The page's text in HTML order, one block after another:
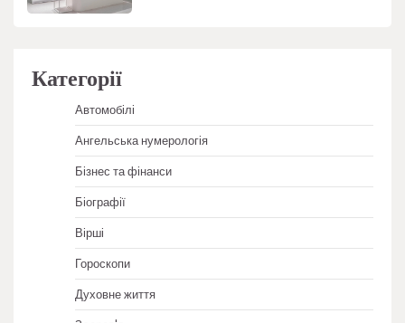
Категорії
Автомобілі
Ангельська нумерологія
Бізнес та фінанси
Біографії
Вірші
Гороскопи
Духовне життя